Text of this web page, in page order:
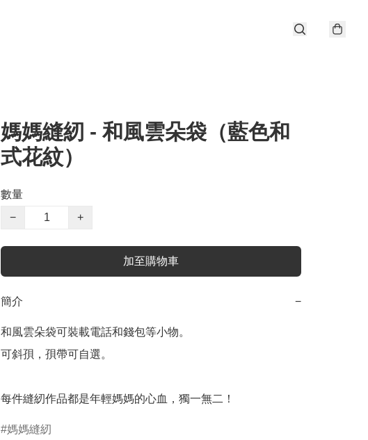
媽媽縫紉 - 和風雲朵袋（藍色和
式花紋）
數量
−
+
加至購物車
簡介 −
和風雲朵袋可裝載電話和錢包等小物。
可斜孭，孭帶可自選。
每件縫紉作品都是年輕媽媽的心血，獨一無二！
媽媽縫紉